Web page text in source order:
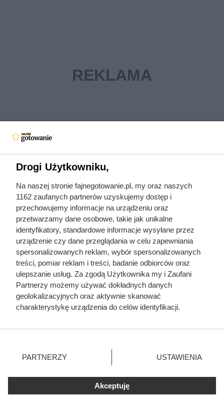
Karkówka po cygańsku
85 min 365 kcal 25 łatwy
Drogi Użytkowniku,
Na naszej stronie fajnegotowanie.pl, my oraz naszych
1162 zaufanych partnerów uzyskujemy dostęp i
przechowujemy informacje na urządzeniu oraz
przetwarzamy dane osobowe, takie jak unikalne
identyfikatory, standardowe informacje wysyłane przez
urządzenie czy dane przeglądania w celu zapewniania
spersonalizowanych reklam, wybór spersonalizowanych
treści, pomiar reklam i treści, badanie odbiorców oraz
ulepszanie usług. Za zgodą Użytkownika my i Zaufani
Partnerzy możemy używać dokładnych danych
geolokalizacyjnych oraz aktywnie skanować
charakterystykę urządzenia do celów identyfikacji.
zmienić/wycofać klikając przycisk ustawień prywatności
znajdujący się w lewym dolnym rogu strony
rodzaje przetwarzania danych nie wymagają zgody
użytkownika, ale masz prawo sprzeciwić się takiemu
przetwarzaniu. Preferencje będą miały zastosowania tylko
PARTNERZY USTAWIENIA
Akceptuję